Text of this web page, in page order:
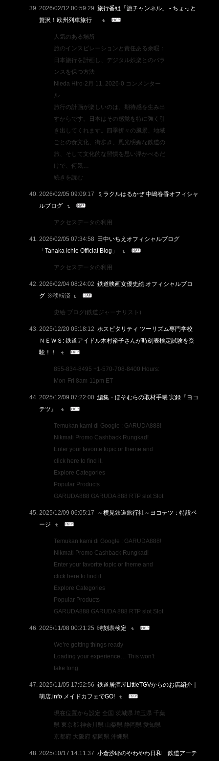
2026/02/12 00:59:29 旅行番組「旅チャンネル」 - ちょっと
贅沢！欧州列車旅行
人気のある場所
旅のインスピレーションと責任ある余暇：
日本旅行を計画し、デジタル娯楽とのバラ
ンスを保つ方法
Nieda Hiro·2月 11, 2026·0 コンメンター
ル
旅行の計画が楽しいのは、期待感を生み出
すからです。日本はその感覚を特に強く引
き出してくれます。四季折々の風景、地域
ごとの食文化、街歩き、風光明媚な鉄道の
旅、そして文化的な習慣を思い浮かべるだ
けで、何気…
続きを読む
2026/02/05 09:09:17
ミラクルはるかぜ 中嶋春香オフィシャ
ルブログ
アクセスデータの利用
2026/02/05 07:34:58
田中いちえオフィシャルブログ
「Tanaka Ichie Official Blog」
アクセスデータの利用
2026/02/04 08:24:02 鉄道映画女優史絵.オフィシャルブロ
グ ※移転済
史絵.ブログ(鉄道ジャーナリスト)
2025/12/20 05:18:12 ホスピタリティ ツーリズム専門学校
ＮＥＷＳ: 鉄道アイドル木村裕子さんが時刻表検定試験を受
験！！
855-834-8495 +1-570-708-8400 Hours:
Mon-Fri 8am-11pm ET
2025/12/09 07:22:00 編集・ほそむらの取材手帳 実録『ヨコ
テツ』
Temukan kami di Google : GARUDA888!
Nikmati Promo Cashback Rungkad!
Enter your favorite topic or theme and
click here to find it.
Explore Categories
Popular Products
GARUDA888 GARUDA 888 RTP slot Slot
2025/12/09 06:05:17
～横見鉄道旅行社～ヨコテツ：特設ペ
ージ
Temukan kami di Google : GARUDA888!
Nikmati Promo Cashback Rungkad!
Enter your favorite topic or theme and
click here to find it.
Explore Categories
Popular Products
GARUDA888 GARUDA 888 RTP slot Slot
2025/11/08 00:21:25 時刻表検定
We’re getting things ready
Loading your experience… This won’t
take long.
2025/11/05 17:52:56 鉄道居酒屋LittleTGVからのお店紹介｜
萌店.info メイドカフェでGO!
現在位置から設定 全国 茨城県 埼玉県 千葉
県 東京都 神奈川県 山梨県 静岡県 愛知県
京都府 大阪府 福岡県 沖縄県
2025/10/17 14:11:37 小倉沙耶のやわやわ日和 鉄道アーテ